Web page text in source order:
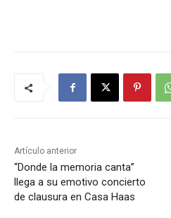
Artículo anterior
“Donde la memoria canta”
llega a su emotivo concierto
de clausura en Casa Haas